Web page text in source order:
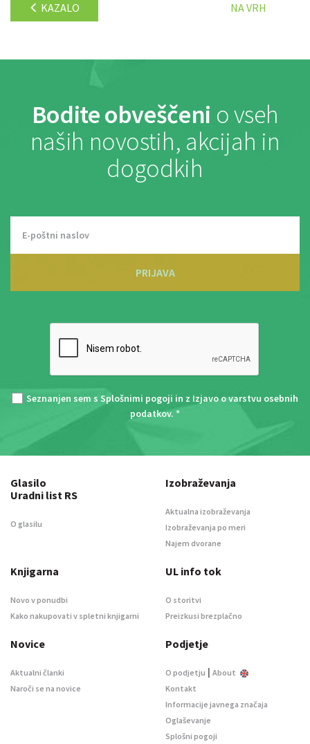
KAZALO NA VRH
Bodite obveščeni o vseh
naših novostih, akcijah in
dogodkih
PRIJAVA
Seznanjen sem s Splošnimi pogoji in z Izjavo o varstvu osebnih
podatkov. *
Glasilo
Uradni list RS
O glasilu
Izobraževanja
Aktualna izobraževanja
Izobraževanja po meri
Najem dvorane
Knjigarna
Novo v ponudbi
Kako nakupovati v spletni knjigarni
UL info tok
O storitvi
Preizkusi brezplačno
Novice
Aktualni članki
Naroči se na novice
Podjetje
O podjetju | About
Kontakt
Informacije javnega značaja
Oglaševanje
Splošni pogoji